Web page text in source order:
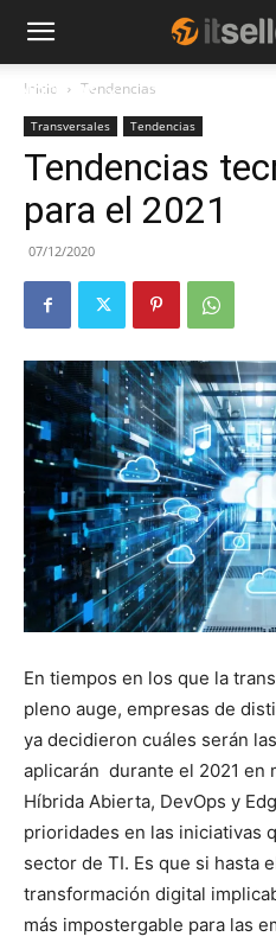
NOTICIAS TENDENCIAS
Inicio Tendencias
Transversales Tendencias
Tendencias
para el 2021
07/12/2020
En tiempos en los que la
pleno auge, empresas de
ya decidieron cuáles serán
aplicarán durante el 2021 en
Híbrida Abierta, DevOps y
prioridades en las iniciativas
sector de TI. Es que si hasta
transformación digital
más impostergable para las